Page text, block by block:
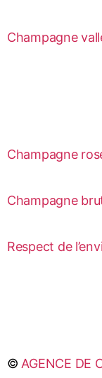
Champagne
Champagne
Champagne
Respect de
©AGENCE DE